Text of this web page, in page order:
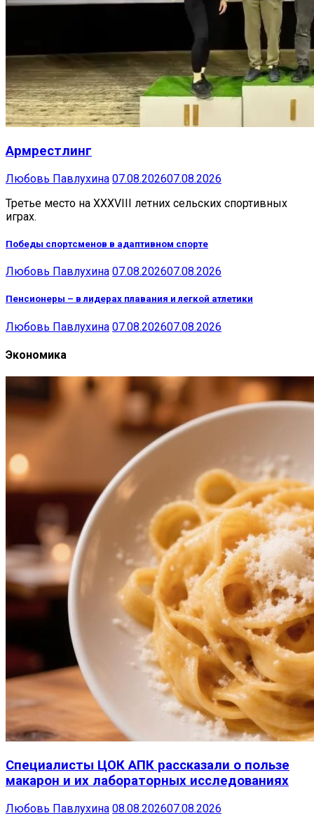
Армрестлинг
Любовь Павлухина 07.08.202607.08.2026
Третье место на XXXVIII летних сельских спортивных
играх.
Победы спортсменов в адаптивном спорте
Любовь Павлухина 07.08.202607.08.2026
Пенсионеры – в лидерах плавания и легкой атлетики
Любовь Павлухина 07.08.202607.08.2026
Экономика
Специалисты ЦОК АПК рассказали о пользе
макарон и их лабораторных исследованиях
Любовь Павлухина 08.08.202607.08.2026